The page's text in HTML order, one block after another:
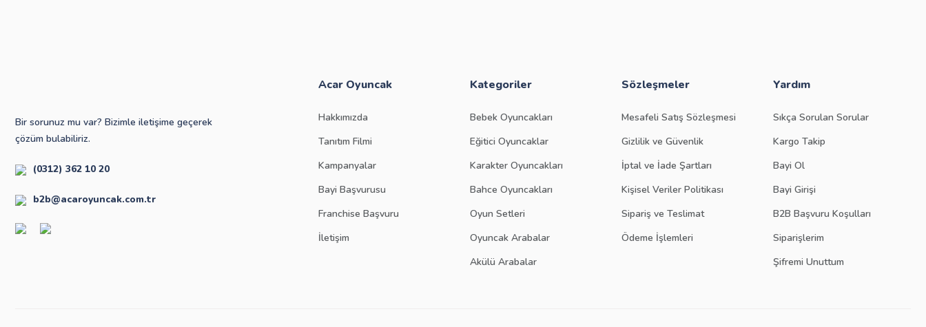
Bir sorunuz mu var? Bizimle iletişime geçerek
çözüm bulabiliriz.
(0312) 362 10 20
b2b@acaroyuncak.com.tr
Acar Oyuncak
Hakkımızda
Tanıtım Filmi
Kampanyalar
Bayi Başvurusu
Franchise Başvuru
İletişim
Kategoriler
Bebek Oyuncakları
Eğitici Oyuncaklar
Karakter Oyuncakları
Bahce Oyuncakları
Oyun Setleri
Oyuncak Arabalar
Akülü Arabalar
Sözleşmeler
Mesafeli Satış Sözleşmesi
Gizlilik ve Güvenlik
İptal ve İade Şartları
Kişisel Veriler Politikası
Sipariş ve Teslimat
Ödeme İşlemleri
Yardım
Sıkça Sorulan Sorular
Kargo Takip
Bayi Ol
Bayi Girişi
B2B Başvuru Koşulları
Siparişlerim
Şifremi Unuttum